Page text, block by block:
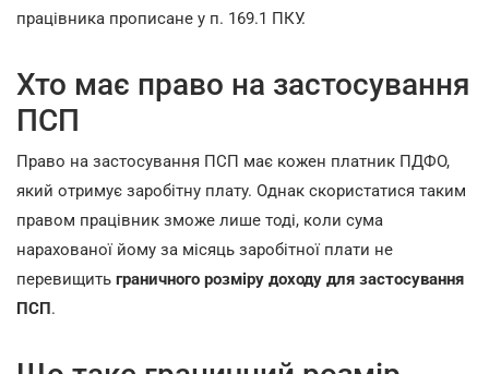
працівника прописане у п. 169.1 ПКУ.
Хто має право на застосування
ПСП
Право на застосування ПСП має кожен платник ПДФО,
який отримує заробітну плату. Однак скористатися таким
правом працівник зможе лише тоді, коли сума
нарахованої йому за місяць заробітної плати не
перевищить граничного розміру доходу для застосування
ПСП.